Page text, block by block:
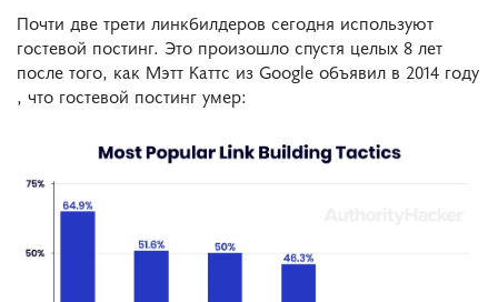
Почти две трети линкбилдеров сегодня используют
гостевой постинг. Это произошло спустя целых 8 лет
после того, как Мэтт Каттс из Google объявил в 2014 году
, что гостевой постинг умер: